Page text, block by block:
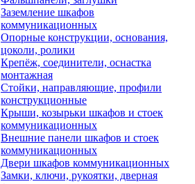
Заземление шкафов
коммуникационных
Опорные конструкции, основания,
цоколи, ролики
Крепёж, соединители, оснастка
монтажная
Стойки, направляющие, профили
конструкционные
Крыши, козырьки шкафов и стоек
коммуникационных
Внешние панели шкафов и стоек
коммуникационных
Двери шкафов коммуникационных
Замки, ключи, рукоятки, дверная